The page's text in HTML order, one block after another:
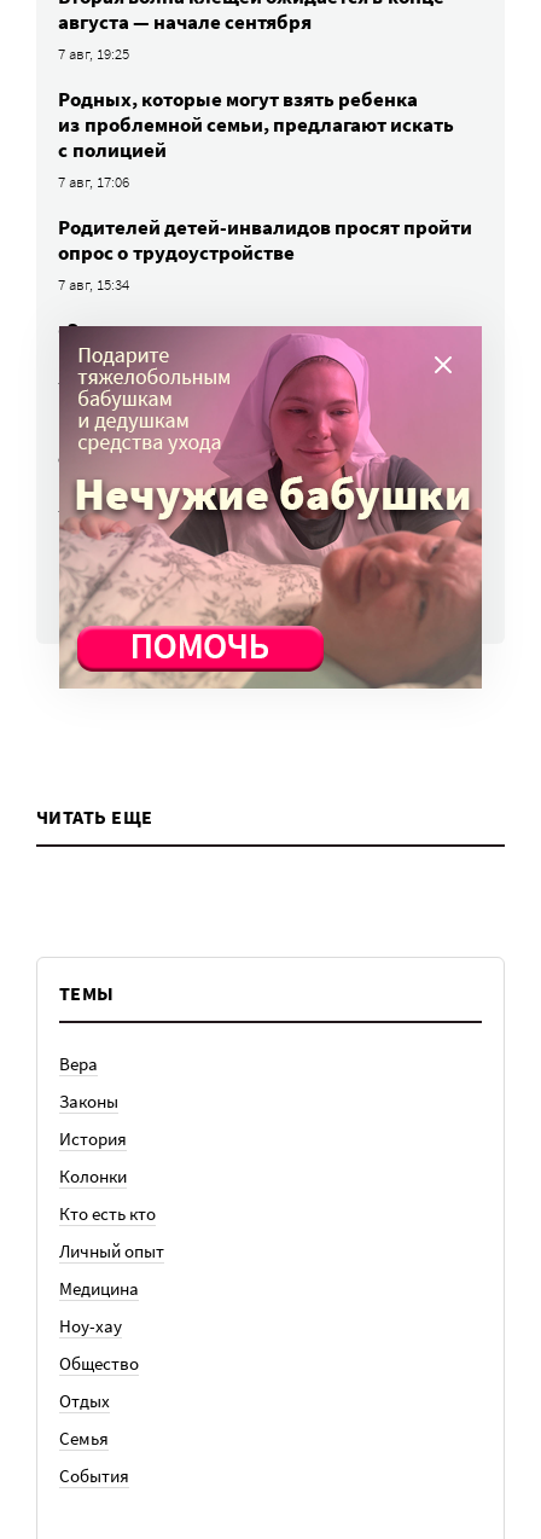
августа — начале сентября
7 авг, 19:25
Родных, которые могут взять ребенка
из проблемной семьи, предлагают искать
с полицией
7 авг, 17:06
Родителей детей-инвалидов просят пройти
опрос о трудоустройстве
7 авг, 15:34
«Энхерту» от рака груди включили
в перечень жизненно важных препаратов
7 авг, 15:15
НКО часто рискуют нарушить закон
о персональных данных. Как этого
избежать?
7 авг, 13:13
ВСЕ НОВОСТИ
ЧИТАТЬ ЕЩЕ
ТЕМЫ
Вера
Законы
История
Колонки
Кто есть кто
Личный опыт
Медицина
Ноу-хау
Общество
Отдых
Семья
События